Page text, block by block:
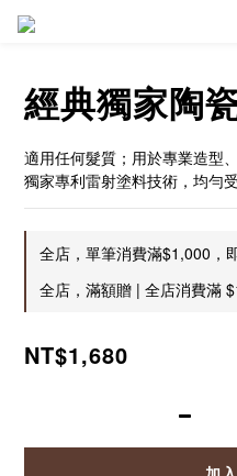
經典獨家陶
適用任何髮質；用於專業造型
獨家專利雷射塗料技術，均勻
全店，單筆消費滿$1,000，
全店，滿額贈 | 全店消費滿
NT$1,680